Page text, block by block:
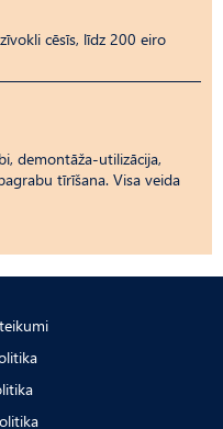
cēsīs, līdz 200 eiro
demontāža-utilizācija,
tīrīšana. Visa veida